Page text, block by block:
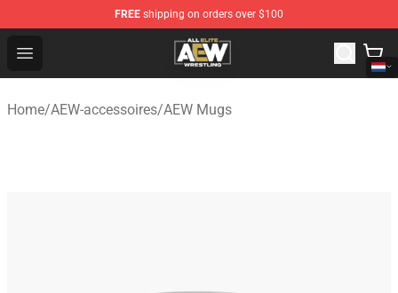
FREE shipping on orders over $100
Open menu
Aew Shop ⚡️ Official Aew Merchandise Store
Home/AEW-accessoires/AEW Mugs